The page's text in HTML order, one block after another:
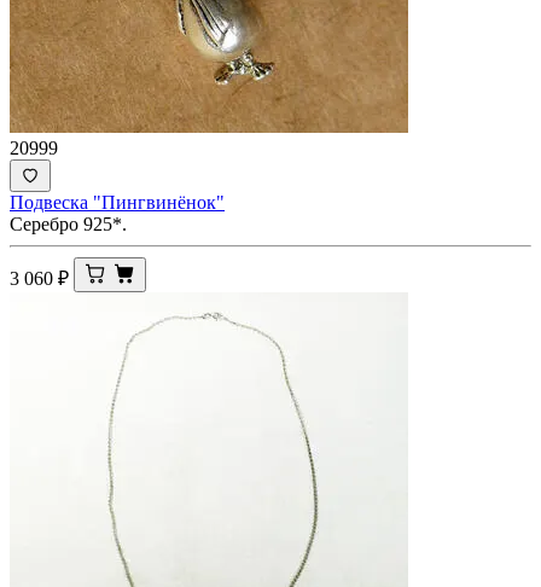
20999
Подвеска "Пингвинёнок"
Серебро 925*.
3 060 ₽